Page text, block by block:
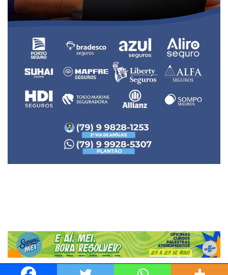
Neve| Movido a WordPress